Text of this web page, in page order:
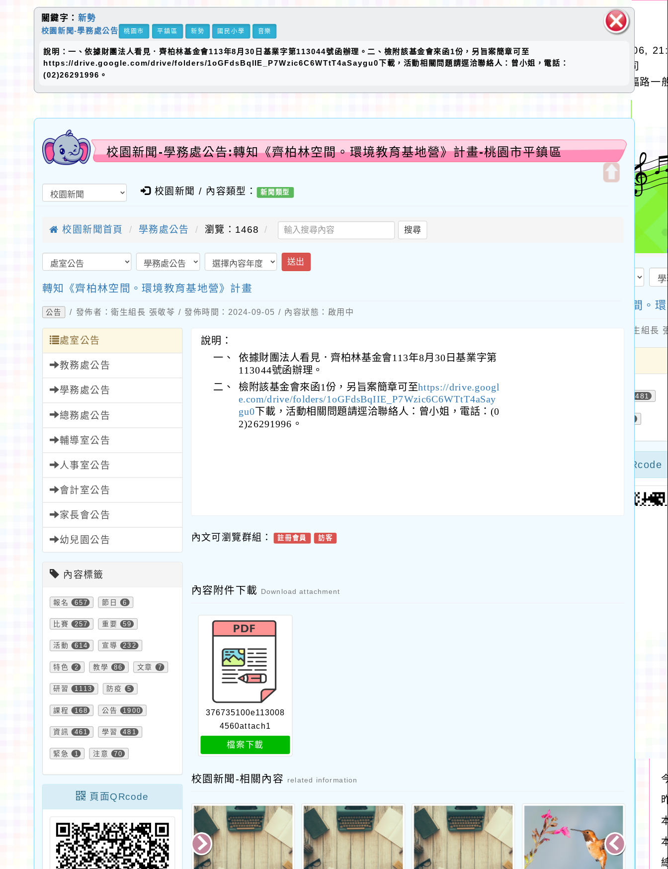
關鍵字： 新勢
校園新聞-學務處公告 桃園市 平鎮區 新勢 國民小學 音樂
說明：一、依據財團法人看見．齊柏林基金會113年8月30日基業字第113044號函辦理。二、檢附該基金會來函1份，另旨案簡章可至
https://drive.google.com/drive/folders/1oGFdsBqIIE_P7Wzic6C6WTtT4aSaygu0下載，活動相關問題請逕洽聯絡人：曾小姐，電話：
(02)26291996。
校園新聞-學務處公告:轉知《齊柏林空間。環境教育基地營》計畫-桃園市平鎮區
校園新聞 / 內容類型： 新聞類型
校園新聞首頁 學務處公告 瀏覽：1468 搜尋
送出
轉知《齊柏林空間。環境教育基地營》計畫
公告 / 發佈者：衛生組長 張敬苓 / 發佈時間：2024-09-05 / 內容狀態：啟用中
處室公告
教務處公告
學務處公告
總務處公告
輔導室公告
人事室公告
會計室公告
家長會公告
幼兒園公告
內容標籤
報名 657 節日 6
比賽 257 重要 59
活動 614 宣導 232
特色 2 教學 86 文章 7
研習 1113 防疫 5
課程 168 公告 1900
資訊 461 學習 481
緊急 1 注意 70
頁面QRcode
說明：
一、
依據財團法人看見．齊柏林基金會113年8月30日基業字第
113044號函辦理。
二、
檢附該基金會來函1份，另旨案簡章可至https://drive.googl
e.com/drive/folders/1oGFdsBqIIE_P7Wzic6C6WTtT4aSay
gu0下載，活動相關問題請逕洽聯絡人：曾小姐，電話：(0
2)26291996。
內文可瀏覽群組： 註冊會員 訪客
內容附件下載 Download attachment
376735100e113008
4560attach1
檔案下載
校園新聞-相關內容 related information